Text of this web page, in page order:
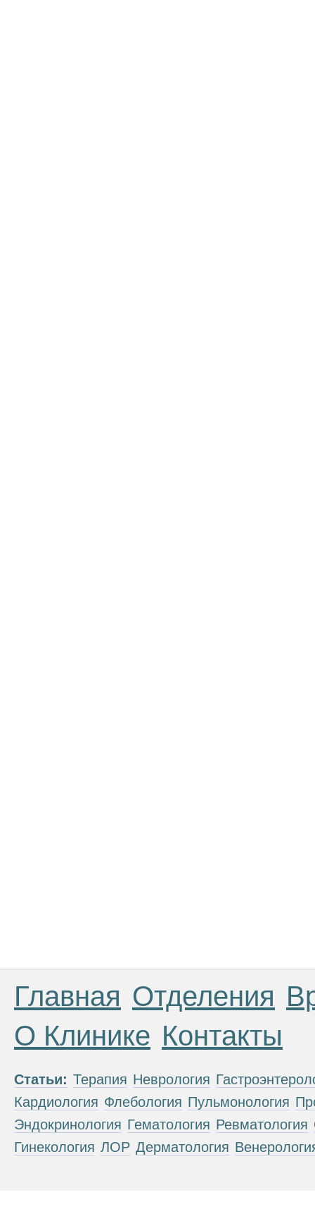
Главная Отделения
О Клинике Контакты
Статьи: Терапия Неврология
Кардиология Флебология Пульмонология
Эндокринология Гематология Ревматология
Гинекология ЛОР Дерматология